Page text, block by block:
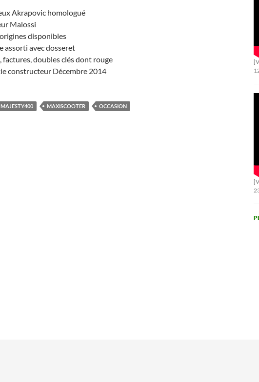
Akrapovic homologué
Malossi
disponibles
assorti avec dosseret
factures, doubles clés dont rouge
constructeur Décembre 2014
MAJESTY400 MAXISCOOTER OCCASION